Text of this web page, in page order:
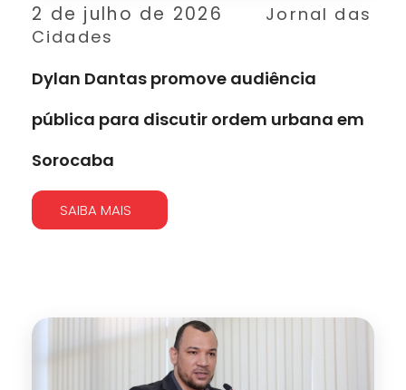
2 de julho de 2026
Jornal das
Cidades
Dylan Dantas promove audiência
pública para discutir ordem urbana em
Sorocaba
SAIBA MAIS